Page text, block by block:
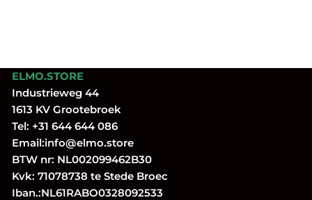
ELMO.STORE
Industrieweg 44
1613 KV Grootebroek
Tel: +31 644 644 086
Email:info@elmo.store
BTW nr: NL002099462B30
Kvk: 71078738 te Stede Broec
Iban.:NL61RABO0328092533